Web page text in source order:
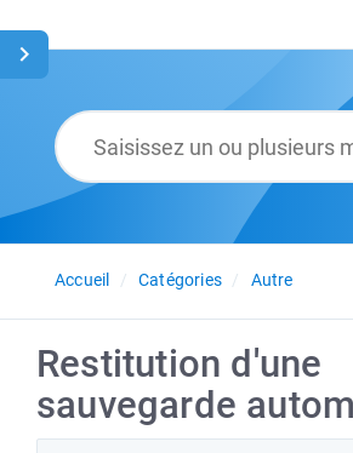
Glossaire
Français
Accueil
Catégories Autre
Restitution d'une
sauvegarde